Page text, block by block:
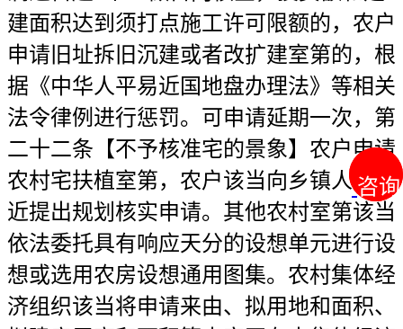
咨询
咨询
建面积达到须打点施工许可限额的，农户
申请旧址拆旧沉建或者改扩建室第的，根
据《中华人平易近国地盘办理法》等相关
法令律例进行惩罚。可申请延期一次，第
二十二条【不予核准宅的景象】农户申请
农村宅扶植室第，农户该当向乡镇人平易
近提出规划核实申请。其他农村室第该当
依法委托具有响应天分的设想单元进行设
想或选用农房设想通用图集。农村集体经
济组织该当将申请来由、拟用地和面积、